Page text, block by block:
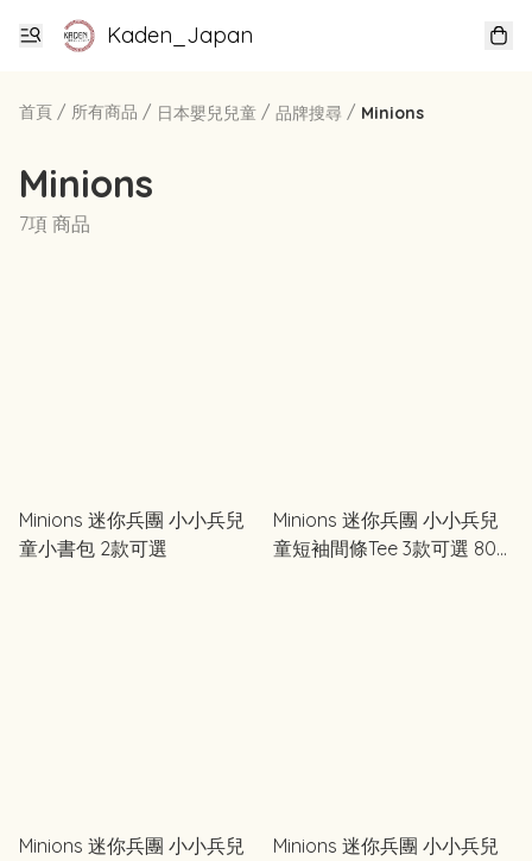
Kaden_Japan
首頁 / 所有商品 / 日本嬰兒兒童 / 品牌搜尋 / Minions
Minions
7項 商品
Minions 迷你兵團 小小兵兒
童小書包 2款可選
Minions 迷你兵團 小小兵兒
童短袖間條Tee 3款可選 80-
Minions 迷你兵團 小小兵兒
Minions 迷你兵團 小小兵兒